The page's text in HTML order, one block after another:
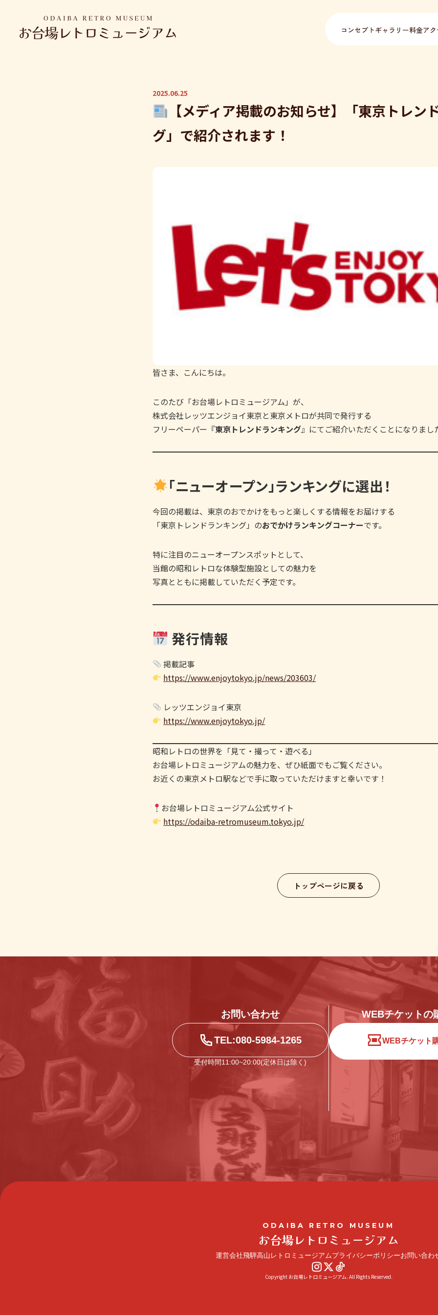
コンセプトギャラリー料金ア
2025.06.25
【メディア掲載のお知らせ】「東京トレン
グ」で紹介されます！
皆さま、こんにちは。
このたび「お台場レトロミュージアム」が、
株式会社レッツエンジョイ東京と東京メトロが共同で発行する
フリーペーパー『東京トレンドランキング』にてご紹介いただくことになりまし
「ニューオープン」ランキングに選出！
今回の掲載は、東京のおでかけをもっと楽しくする情報をお届けする
「東京トレンドランキング」のおでかけランキングコーナーです。
特に注目のニューオープンスポットとして、
当館の昭和レトロな体験型施設としての魅力を
写真とともに掲載していただく予定です。
発行情報
掲載記事
https://www.enjoytokyo.jp/news/203603/
レッツエンジョイ東京
https://www.enjoytokyo.jp/
昭和レトロの世界を「見て・撮って・遊べる」
お台場レトロミュージアムの魅力を、ぜひ紙面でもご覧ください。
お近くの東京メトロ駅などで手に取っていただけますと幸いです！
お台場レトロミュージアム公式サイト
https://odaiba-retromuseum.tokyo.jp/
トップページに戻る
お問い合わせ
TEL:080-5984-1265
受付時間11:00~20:00(定休日は除く)
WEBチケットの
WEBチケット
ODAIBA RETRO MUSEUM
お台場レトロミュージアム
運営会社飛騨高山レトロミュージアムプライバシーポリシーお問い合わ
Copyright お台場レトロミュージアム. All Rights Reserved.